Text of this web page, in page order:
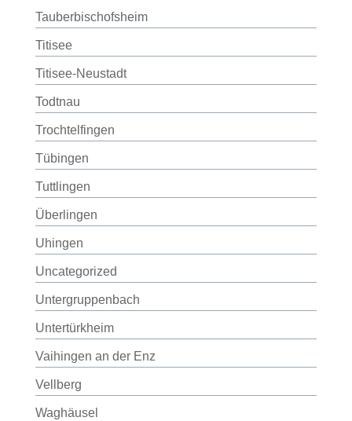
Tauberbischofsheim
Titisee
Titisee-Neustadt
Todtnau
Trochtelfingen
Tübingen
Tuttlingen
Überlingen
Uhingen
Uncategorized
Untergruppenbach
Untertürkheim
Vaihingen an der Enz
Vellberg
Waghäusel